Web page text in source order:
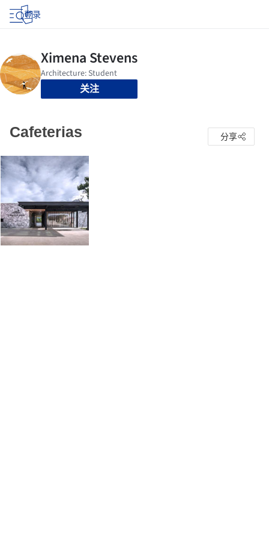
登录
关注
Cafeterias 分享